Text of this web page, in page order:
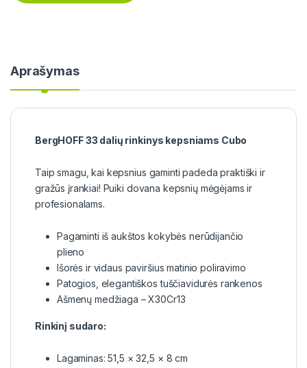
Aprašymas
BergHOFF 33 dalių rinkinys kepsniams Cubo
Taip smagu, kai kepsnius gaminti padeda praktiški ir
gražūs įrankiai! Puiki dovana kepsnių mėgėjams ir
profesionalams.
Pagaminti iš aukštos kokybės nerūdijančio
plieno
Išorės ir vidaus paviršius matinio poliravimo
Patogios, elegantiškos tuščiavidurės rankenos
Ašmenų medžiaga – X30Cr13
Rinkinį sudaro:
Lagaminas: 51,5 × 32,5 × 8 cm